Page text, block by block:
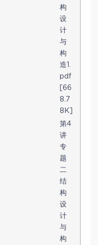
构
设
计
与
构
造1.
pdf
[66
8.7
8K]
第4
讲
专
题
二
结
构
设
计
与
构